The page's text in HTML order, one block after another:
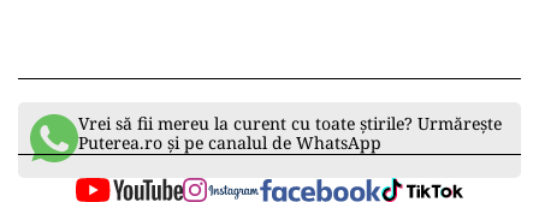
Vrei să fii mereu la curent cu toate știrile? Urmărește
Puterea.ro și pe canalul de WhatsApp